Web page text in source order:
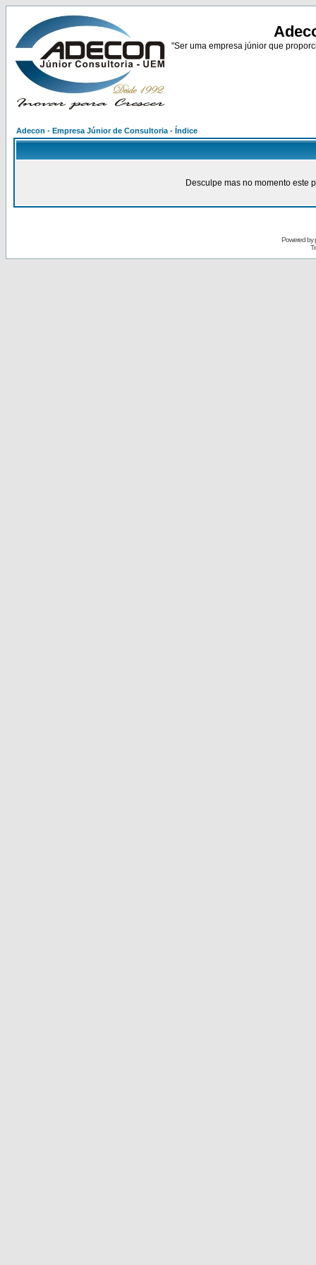
"Ser uma empresa júnior que
Adecon - Empresa Júnior de Consultoria - Índice
Desculpe mas no momento este
Powered by